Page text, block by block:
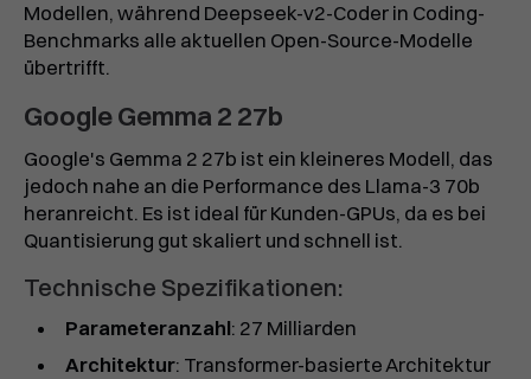
Modellen, während Deepseek-v2-Coder in Coding-
Benchmarks alle aktuellen Open-Source-Modelle
übertrifft.
Google Gemma 2 27b
Google's Gemma 2 27b ist ein kleineres Modell, das
jedoch nahe an die Performance des Llama-3 70b
heranreicht. Es ist ideal für Kunden-GPUs, da es bei
Quantisierung gut skaliert und schnell ist.
Technische Spezifikationen:
Parameteranzahl: 27 Milliarden
Architektur: Transformer-basierte Architektur